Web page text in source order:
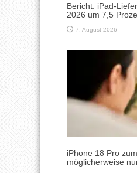
Bericht: iPad-
2026 um 7,5
7. August 2026
iPhone 18 Pro
möglicherweise